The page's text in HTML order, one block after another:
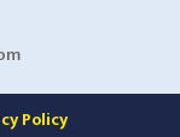
Policy